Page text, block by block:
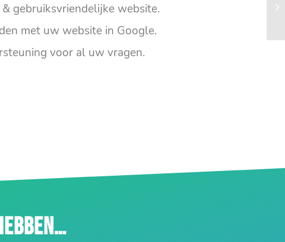
gebruiksvriendelijke website.
met uw website in Google.
voor al uw vragen.